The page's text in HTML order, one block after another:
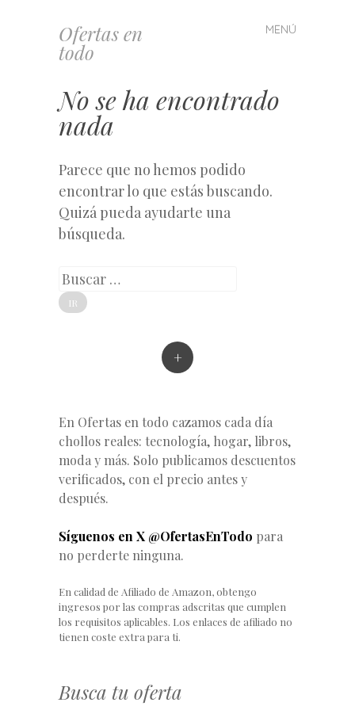
Ofertas en
todo
MENÚ
Saltar
al
No se ha encontrado
nada
Parece que no hemos podido
encontrar lo que estás buscando.
Quizá pueda ayudarte una
búsqueda.
Buscar
+
En Ofertas en todo cazamos cada día
chollos reales: tecnología, hogar, libros,
moda y más. Solo publicamos descuentos
verificados, con el precio antes y
después.
Síguenos en X @OfertasEnTodo para
no perderte ninguna.
En calidad de Afiliado de Amazon, obtengo
ingresos por las compras adscritas que cumplen
los requisitos aplicables. Los enlaces de afiliado no
tienen coste extra para ti.
Busca tu oferta